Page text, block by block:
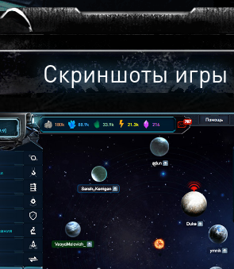
Скриншоты игры